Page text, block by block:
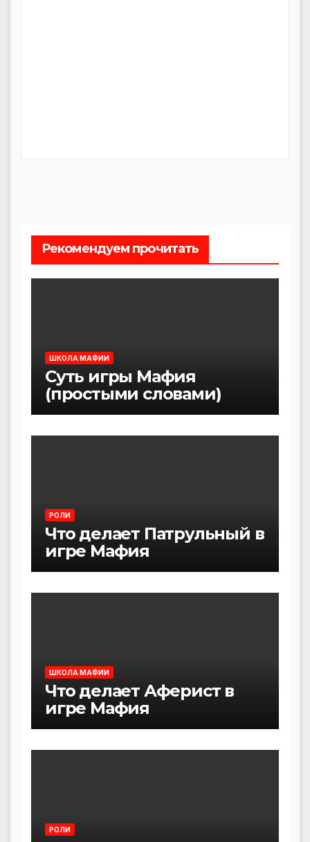
Рекомендуем прочитать
ШКОЛА МАФИИ
Суть игры Мафия
(простыми словами)
РОЛИ
Что делает Патрульный в
игре Мафия
ШКОЛА МАФИИ
Что делает Аферист в
игре Мафия
РОЛИ